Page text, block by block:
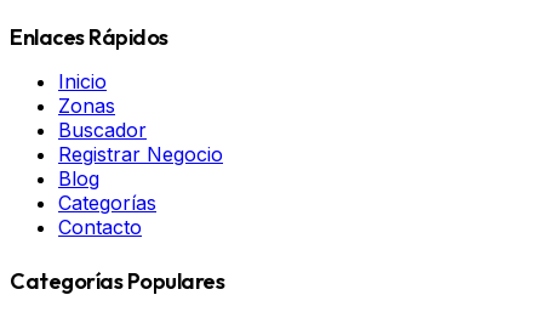
Enlaces Rápidos
Inicio
Zonas
Buscador
Registrar Negocio
Blog
Categorías
Contacto
Categorías Populares